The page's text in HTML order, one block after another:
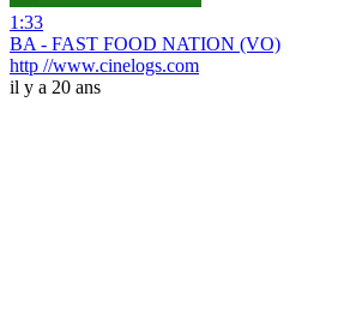
1:33
BA - FAST FOOD NATION (VO)
http //www.cinelogs.com
il y a 20 ans